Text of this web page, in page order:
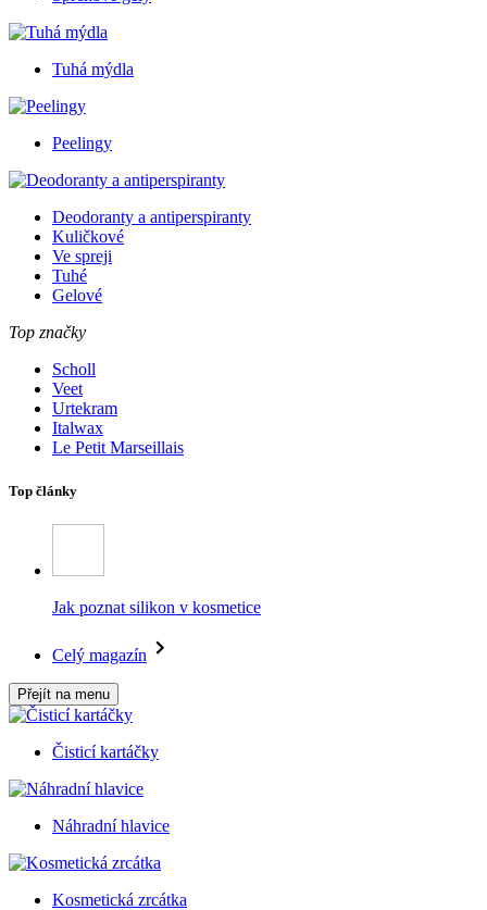
Tuhá mýdla
Peelingy
Deodoranty a antiperspiranty
Kuličkové
Ve spreji
Tuhé
Gelové
Top značky
Scholl
Veet
Urtekram
Italwax
Le Petit Marseillais
Top články
Jak poznat silikon v kosmetice
Celý magazín
Přejít na menu
Čisticí kartáčky
Náhradní hlavice
Kosmetická zrcátka